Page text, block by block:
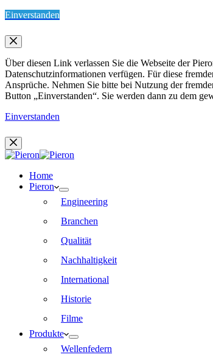
Einverstanden
Über diesen Link verlassen Sie die Webseite der
Datenschutzinformationen verfügen. Für diese
Ansprüche. Nehmen Sie bitte bei Nutzung der
Button „Einverstanden“. Sie werden dann zu dem
Einverstanden
Home
Pieron
Engineering
Branchen
Qualität
Nachhaltigkeit
International
Historie
Filme
Produkte
Wellenfedern